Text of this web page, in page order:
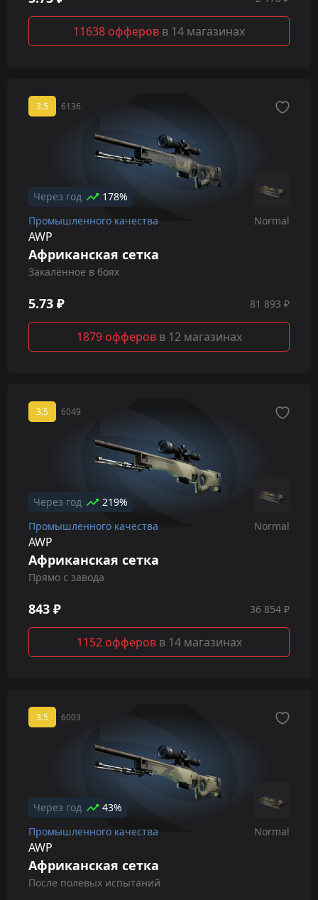
11638 офферов в 14 магазинах
3.5 6136
Через год
178%
Промышленного качества
Normal
AWP
Африканская сетка
Закалённое в боях
5.73 ₽ 81 893 ₽
1879 офферов в 12 магазинах
3.5 6049
Через год
219%
Промышленного качества
Normal
AWP
Африканская сетка
Прямо с завода
843 ₽ 36 854 ₽
1152 офферов в 14 магазинах
3.5 6003
Через год
43%
Промышленного качества
Normal
AWP
Африканская сетка
После полевых испытаний